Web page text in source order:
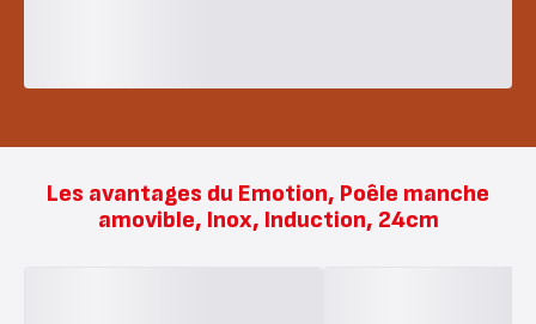
Les avantages du Emotion, Poêle manche
amovible, Inox, Induction, 24cm